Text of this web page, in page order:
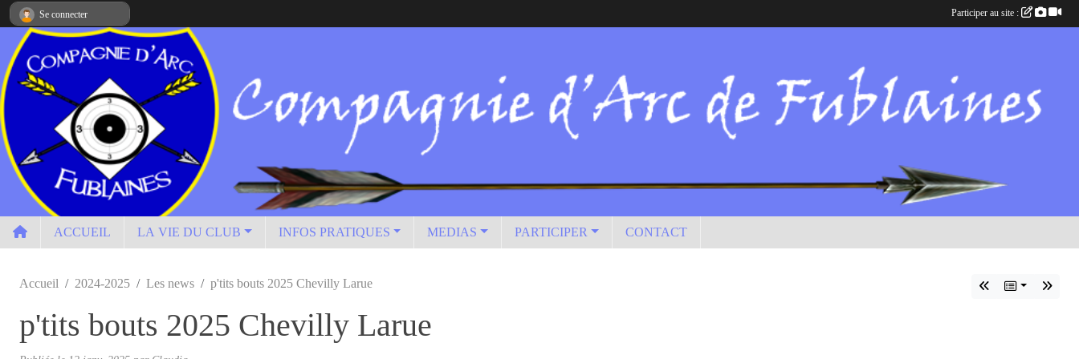
ACCUEIL LA VIE DU CLUB INFOS PRATIQUES MEDIAS PARTICIPER CONTACT
Accueil 2024-2025 Les news p'tits bouts 2025 Chevilly Larue
p'tits bouts 2025 Chevilly Larue
Se connecter Participer au site :
Panneau de gestion des cookies